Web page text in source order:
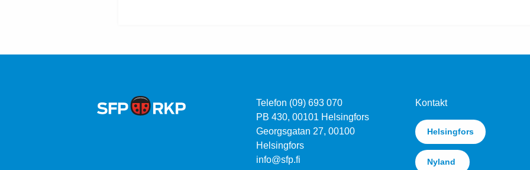
Telefon (09) 693 070
PB 430, 00101 Helsingfors
Georgsgatan 27, 00100
Helsingfors
info@sfp.fi
Kontakt
Helsingfors
Nyland